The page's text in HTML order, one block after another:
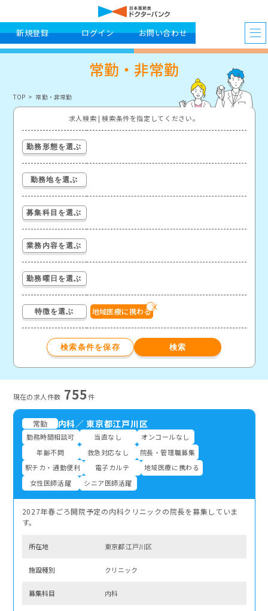
新規登録 ログイン お問い合わせ
常勤・非常勤
TOP 常勤・非常勤
求人検索 | 検索条件を指定してください。
勤務形態を選ぶ
勤務地を選ぶ
募集科目を選ぶ
業務内容を選ぶ
勤務曜日を選ぶ
特徴を選ぶ 地域医療に携わる
現在の求⼈件数 755件
常勤 内科／東京都江戸川区
勤務時間相談可 当直なし
オンコールなし
年齢不問
救急対応なし
院長・管理職募集
駅チカ・通勤便利
電子カルテ
地域医療に携わる
女性医師活躍
シニア医師活躍
2027年春ごろ開院予定の内科クリニックの院長を募集していま
す。
所在地 東京都 江戸川区
施設種別 クリニック
募集科⽬ 内科